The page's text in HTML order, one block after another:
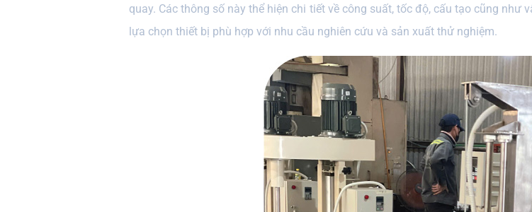
quay. Các thông số này thể hiện chi tiết về công suất, tốc độ, cấu tạo cũng
lựa chọn thiết bị phù hợp với nhu cầu nghiên cứu và sản xuất thử nghiệm.